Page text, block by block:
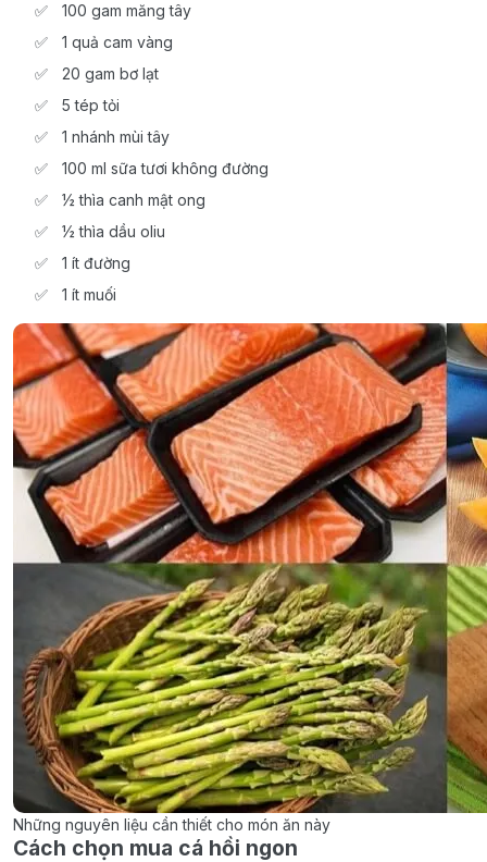
100 gam măng tây
1 quả cam vàng
20 gam bơ lạt
5 tép tỏi
1 nhánh mùi tây
100 ml sữa tươi không đường
½ thìa canh mật ong
½ thìa dầu oliu
1 ít đường
1 ít muối
Những nguyên liệu cần thiết cho món ăn này
Cách chọn mua cá hồi ngon